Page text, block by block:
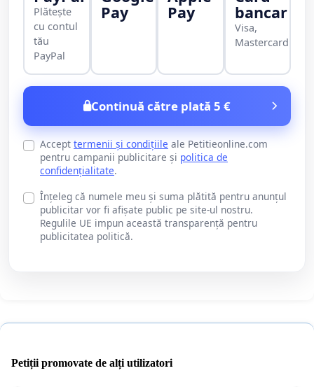
Plătește
cu contul
tău
PayPal
Pay Pay bancar
Visa,
Mastercard
Continuă către plată 5 €
Accept termenii și condițiile ale Petitieonline.com
pentru campanii publicitare și politica de
confidențialitate.
Înțeleg că numele meu și suma plătită pentru anunțul
publicitar vor fi afișate public pe site-ul nostru.
Regulile UE impun această transparență pentru
publicitatea politică.
Petiții promovate de alți utilizatori